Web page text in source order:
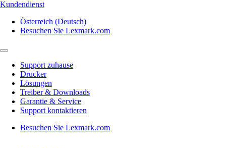
Kundendienst
Österreich (Deutsch)
Besuchen Sie Lexmark.com
Support zuhause
Drucker
Lösungen
Treiber & Downloads
Garantie & Service
Support kontaktieren
Besuchen Sie Lexmark.com